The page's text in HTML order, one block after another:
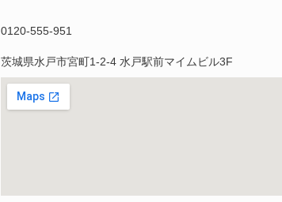
0120-555-951
茨城県水戸市宮町1‐2‐4 水戸駅前マイムビル3F